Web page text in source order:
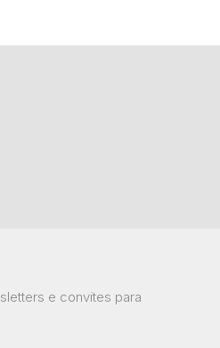
e convites para